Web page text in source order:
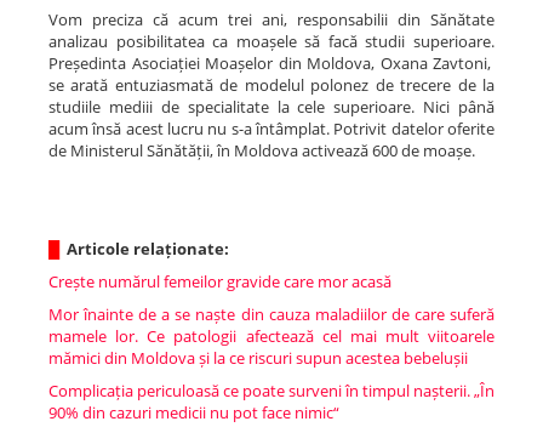
Vom preciza că acum trei ani, responsabilii din Sănătate
analizau posibilitatea ca moașele să facă studii superioare.
Președinta Asociației Moașelor din Moldova, Oxana Zavtoni,
se arată entuziasmată de modelul polonez de trecere de la
studiile mediii de specialitate la cele superioare. Nici până
acum însă acest lucru nu s-a întâmplat. Potrivit datelor oferite
de Ministerul Sănătății, în Moldova activează 600 de moașe.
Articole relaționate:
Crește numărul femeilor gravide care mor acasă
Mor înainte de a se naște din cauza maladiilor de care suferă
mamele lor. Ce patologii afectează cel mai mult viitoarele
mămici din Moldova și la ce riscuri supun acestea bebelușii
Complicația periculoasă ce poate surveni în timpul nașterii. „În
90% din cazuri medicii nu pot face nimic“